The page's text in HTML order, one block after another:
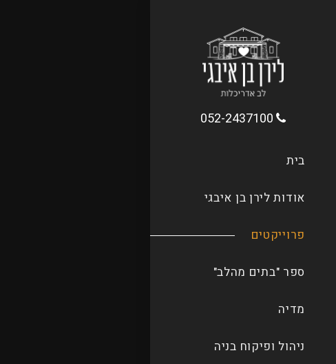
בית
אודות לירן בן איבגי
פרוייקטים
ספר "בתים מהלב"
מדיה
ניהול ופיקוח בניה